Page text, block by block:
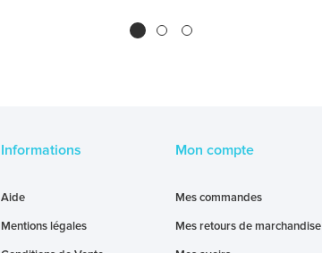
Informations
Aide
Mentions légales
Mon compte
Mes commandes
Mes retours de marchandise